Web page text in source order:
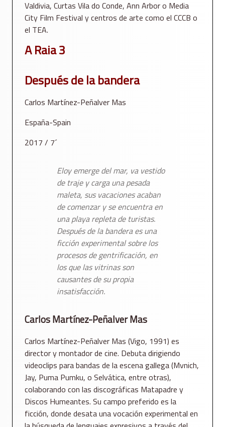
Valdivia, Curtas Vila do Conde, Ann Arbor o Media
City Film Festival y centros de arte como el CCCB o
el TEA.
A Raia 3
Después de la bandera
Carlos Martínez-Peñalver Mas
España-Spain
2017 / 7´
Eloy emerge del mar, va vestido
de traje y carga una pesada
maleta, sus vacaciones acaban
de comenzar y se encuentra en
una playa repleta de turistas.
Después de la banderaes una
ficción experimental sobre los
procesos de gentrificación, en
los que las vitrinas son
causantes de su propia
insatisfacción.
Carlos Martínez-Peñalver Mas
Carlos Martínez-Peñalver Mas (Vigo, 1991) es
director y montador de cine. Debuta dirigiendo
videoclips para bandas de la escena gallega (Mvnich,
Jay, Puma Pumku, o Selvática, entre otras),
colaborando con las discográficas Matapadre y
Discos Humeantes. Su campo preferido es la
ficción, donde desata una vocación experimental en